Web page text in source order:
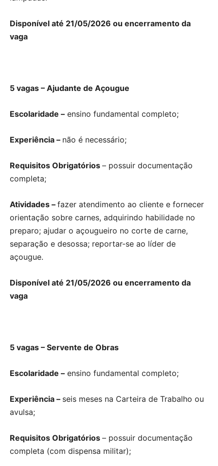
Disponível até 21/05/2026 ou encerramento da
vaga
5 vagas – Ajudante de Açougue
Escolaridade – ensino fundamental completo;
Experiência – não é necessário;
Requisitos Obrigatórios – possuir documentação
completa;
Atividades – fazer atendimento ao cliente e fornecer
orientação sobre carnes, adquirindo habilidade no
preparo; ajudar o açougueiro no corte de carne,
separação e desossa; reportar-se ao líder de
açougue.
Disponível até 21/05/2026 ou encerramento da
vaga
5 vagas – Servente de Obras
Escolaridade – ensino fundamental completo;
Experiência – seis meses na Carteira de Trabalho ou
avulsa;
Requisitos Obrigatórios – possuir documentação
completa (com dispensa militar);